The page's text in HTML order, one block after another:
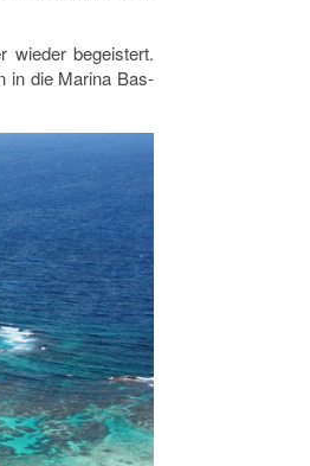
wieder begeistert.
in die Marina Bas-